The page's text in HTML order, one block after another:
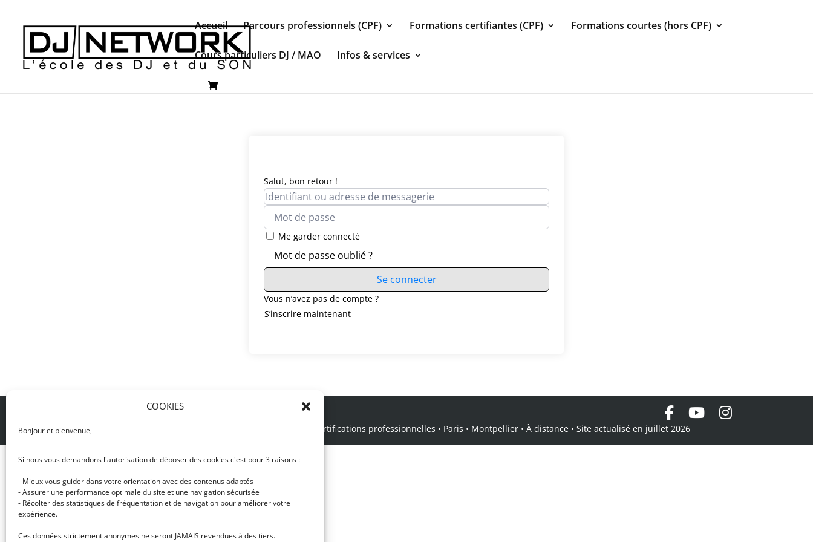
COOKIES
Bonjour et bienvenue,
Si nous vous demandons l'autorisation de déposer des cookies c'est pour 3 raisons :
- Mieux vous guider dans votre orientation avec des contenus adaptés
- Assurer une performance optimale du site et une navigation sécurisée
- Récolter des statistiques de fréquentation et de navigation pour améliorer votre
expérience.
Ces données strictement anonymes ne seront JAMAIS revendues à des tiers.
Accueil Parcours professionnels (CPF) Formations certifiantes (CPF) Formations courtes (hors CPF)
Cours particuliers DJ / MAO Infos & services
Salut, bon retour !
Me garder connecté
Mot de passe oublié ?
Se connecter
Vous n’avez pas de compte ?
S’inscrire maintenant
© DJ NETWORK • École de DJ et de production musicale • Certifications professionnelles • Paris • Montpellier • À distance • Site actualisé en juillet 2026